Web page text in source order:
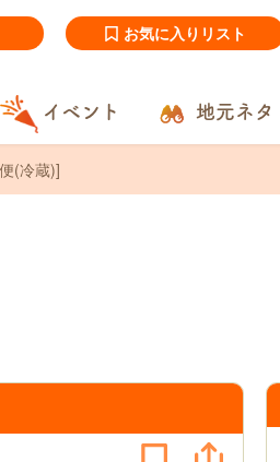
お気に入りリスト
イベント 地元ネタ
(冷蔵)]